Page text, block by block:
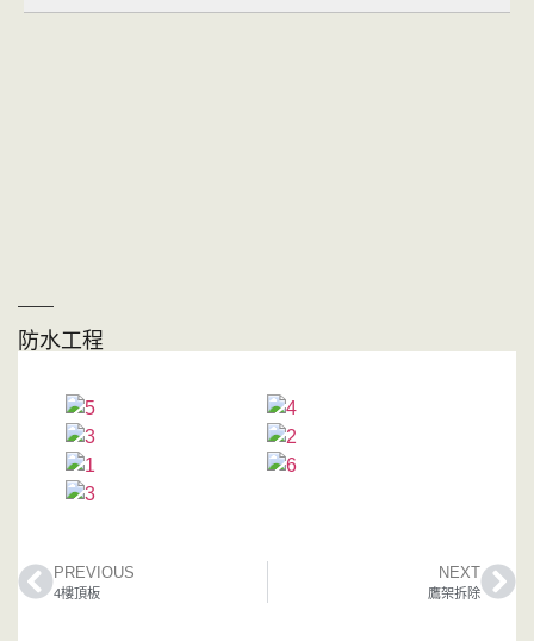
防水工程
PREVIOUS
4樓頂板
NEXT
鷹架拆除